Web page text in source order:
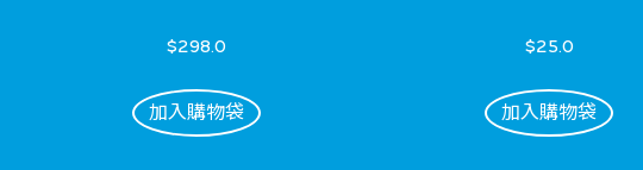
$298.0
加入購物袋
$25.0
加入購物袋